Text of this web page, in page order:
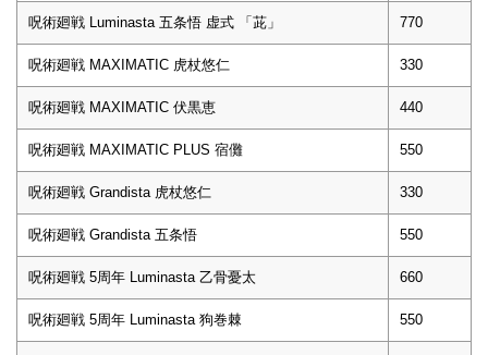
呪術廻戦 Luminasta 五条悟 虚式 「茈」 770
呪術廻戦 MAXIMATIC 虎杖悠仁 330
呪術廻戦 MAXIMATIC 伏黒恵 440
呪術廻戦 MAXIMATIC PLUS 宿儺 550
呪術廻戦 Grandista 虎杖悠仁 330
呪術廻戦 Grandista 五条悟 550
呪術廻戦 5周年 Luminasta 乙骨憂太 660
呪術廻戦 5周年 Luminasta 狗巻棘 550